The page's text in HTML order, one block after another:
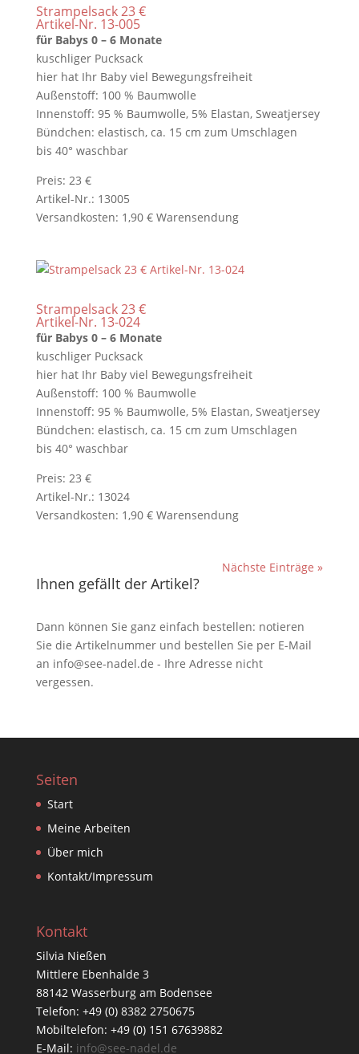
Strampelsack 23 €
Artikel-Nr. 13-005
für Babys 0 – 6 Monate
kuschliger Pucksack
hier hat Ihr Baby viel Bewegungsfreiheit
Außenstoff: 100 % Baumwolle
Innenstoff: 95 % Baumwolle, 5% Elastan, Sweatjersey
Bündchen: elastisch, ca. 15 cm zum Umschlagen
bis 40° waschbar
Preis: 23 €
Artikel-Nr.: 13005
Versandkosten: 1,90 € Warensendung
Strampelsack 23 €
Artikel-Nr. 13-024
für Babys 0 – 6 Monate
kuschliger Pucksack
hier hat Ihr Baby viel Bewegungsfreiheit
Außenstoff: 100 % Baumwolle
Innenstoff: 95 % Baumwolle, 5% Elastan, Sweatjersey
Bündchen: elastisch, ca. 15 cm zum Umschlagen
bis 40° waschbar
Preis: 23 €
Artikel-Nr.: 13024
Versandkosten: 1,90 € Warensendung
Nächste Einträge »
Ihnen gefällt der Artikel?
Dann können Sie ganz einfach bestellen: notieren
Sie die Artikelnummer und bestellen Sie per E-Mail
an info@see-nadel.de - Ihre Adresse nicht
vergessen.
Seiten
Start
Meine Arbeiten
Über mich
Kontakt/Impressum
Kontakt
Silvia Nießen
Mittlere Ebenhalde 3
88142 Wasserburg am Bodensee
Telefon: +49 (0) 8382 2750675
Mobiltelefon: +49 (0) 151 67639882
E-Mail: info@see-nadel.de